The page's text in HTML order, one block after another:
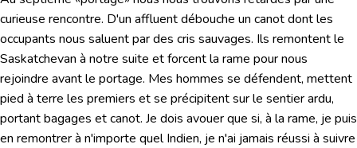
curieuse rencontre. D'un affluent débouche un canot dont les
occupants nous saluent par des cris sauvages. Ils remontent le
Saskatchevan à notre suite et forcent la rame pour nous
rejoindre avant le portage. Mes hommes se défendent, mettent
pied à terre les premiers et se précipitent sur le sentier ardu,
portant bagages et canot. Je dois avouer que si, à la rame, je puis
en remontrer à n'importe quel Indien, je n'ai jamais réussi à suivre